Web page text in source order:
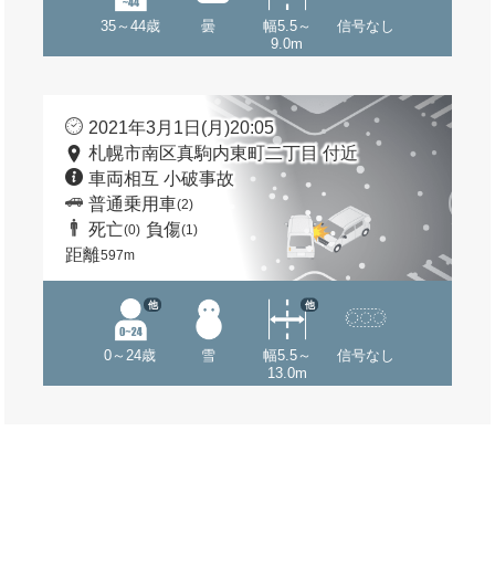
35～44歳 曇
幅5.5～
9.0m
信号なし
2021年3月1日(月)20:05
札幌市南区真駒内東町二丁目 付近
車両相互 小破事故
普通乗用車(2)
死亡(0) 負傷(1)
距離597m
0～24歳
他
雪
幅5.5～
13.0m
他
信号なし